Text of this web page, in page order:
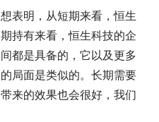
表明，从短期来看，恒生
持有来看，恒生科技的企
都是具备的，它以及更多
局面是类似的。长期需要
来的效果也会很好，我们